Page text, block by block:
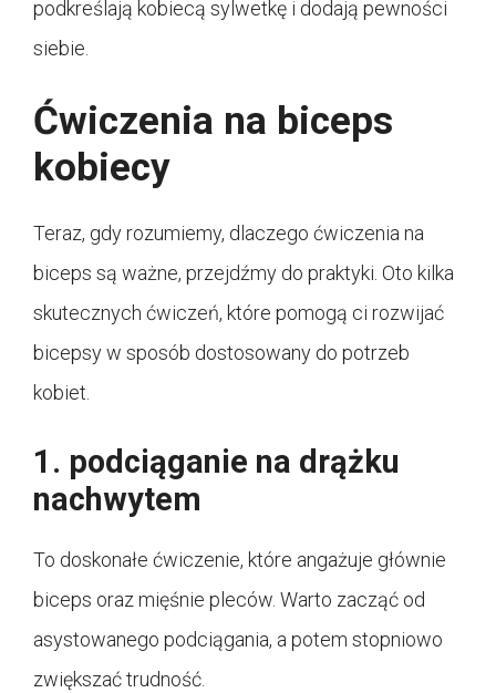
podkreślają kobiecą sylwetkę i dodają pewności
siebie.
Ćwiczenia na biceps
kobiecy
Teraz, gdy rozumiemy, dlaczego ćwiczenia na
biceps są ważne, przejdźmy do praktyki. Oto kilka
skutecznych ćwiczeń, które pomogą ci rozwijać
bicepsy w sposób dostosowany do potrzeb
kobiet.
1. podciąganie na drążku
nachwytem
To doskonałe ćwiczenie, które angażuje głównie
biceps oraz mięśnie pleców. Warto zacząć od
asystowanego podciągania, a potem stopniowo
zwiększać trudność.